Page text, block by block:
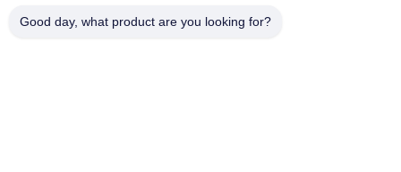
Good day, what product are you looking for?